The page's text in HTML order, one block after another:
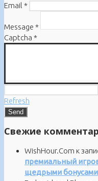
Email *
Message *
Captcha *
Refresh
Свежие
WishHour.Com к
премиальный
щедрыми бонусами